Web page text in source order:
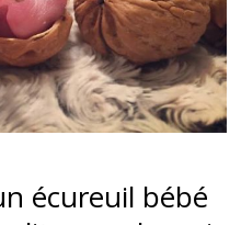
écureuil bébé